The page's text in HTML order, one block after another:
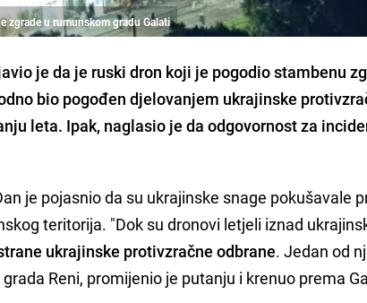
zgrade u rumunskom gradu Galati
je da je ruski dron koji je pogodio stambenu
bio pogođen djelovanjem ukrajinske
leta. Ipak, naglasio je da odgovornost za
je pojasnio da su ukrajinske snage pokušavale
teritorija. "Dok su dronovi letjeli iznad
ukrajinske protivzračne odbrane. Jedan od
Reni, promijenio je putanju i krenuo prema